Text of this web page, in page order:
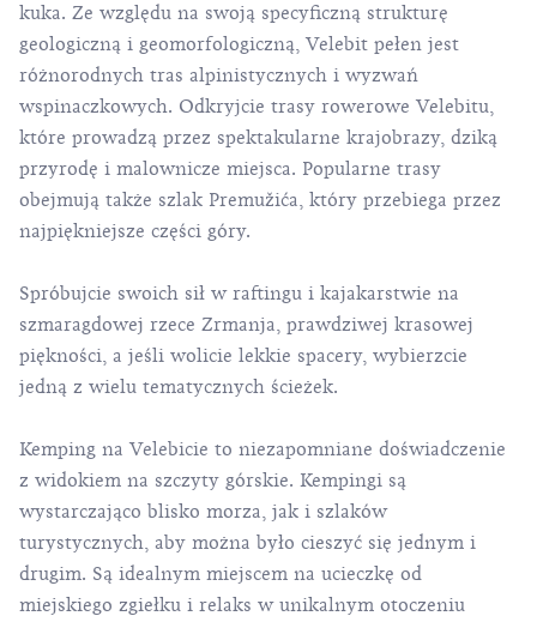
kuka. Ze względu na swoją specyficzną strukturę
geologiczną i geomorfologiczną, Velebit pełen jest
różnorodnych tras alpinistycznych i wyzwań
wspinaczkowych. Odkryjcie trasy rowerowe Velebitu,
które prowadzą przez spektakularne krajobrazy, dziką
przyrodę i malownicze miejsca. Popularne trasy
obejmują także szlak Premužića, który przebiega przez
najpiękniejsze części góry.
Spróbujcie swoich sił w raftingu i kajakarstwie na
szmaragdowej rzece Zrmanja, prawdziwej krasowej
piękności, a jeśli wolicie lekkie spacery, wybierzcie
jedną z wielu tematycznych ścieżek.
Kemping na Velebicie to niezapomniane doświadczenie
z widokiem na szczyty górskie. Kempingi są
wystarczająco blisko morza, jak i szlaków
turystycznych, aby można było cieszyć się jednym i
drugim. Są idealnym miejscem na ucieczkę od
miejskiego zgiełku i relaks w unikalnym otoczeniu